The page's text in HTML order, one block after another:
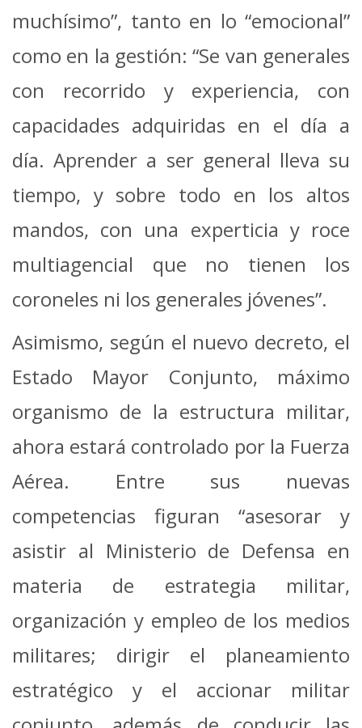
muchísimo”, tanto en lo “emocional”
como en la gestión: “Se van generales
con recorrido y experiencia, con
capacidades adquiridas en el día a
día. Aprender a ser general lleva su
tiempo, y sobre todo en los altos
mandos, con una experticia y roce
multiagencial que no tienen los
coroneles ni los generales jóvenes”.
Asimismo, según el nuevo decreto, el
Estado Mayor Conjunto, máximo
organismo de la estructura militar,
ahora estará controlado por la Fuerza
Aérea. Entre sus nuevas
competencias figuran “asesorar y
asistir al Ministerio de Defensa en
materia de estrategia militar,
organización y empleo de los medios
militares; dirigir el planeamiento
estratégico y el accionar militar